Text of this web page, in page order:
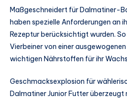
Maßgeschneidert für Dalmatiner-
haben spezielle Anforderungen an
Rezeptur berücksichtigt wurden.
Vierbeiner von einer
wichtigen Nährstoffen für ihr
Geschmacksexplosion für
Dalmatiner Junior Futter überzeugt